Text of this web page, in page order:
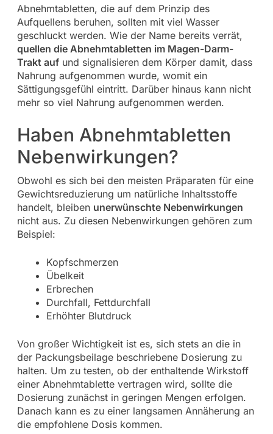
Abnehmtabletten, die auf dem Prinzip des
Aufquellens beruhen, sollten mit viel Wasser
geschluckt werden. Wie der Name bereits verrät,
quellen die Abnehmtabletten im Magen-Darm-
Trakt aufund signalisieren dem Körper damit, dass
Nahrung aufgenommen wurde, womit ein
Sättigungsgefühl eintritt. Darüber hinaus kann nicht
mehr so viel Nahrung aufgenommen werden.
Haben Abnehmtabletten
Nebenwirkungen?
Obwohl es sich bei den meisten Präparaten für eine
Gewichtsreduzierung um natürliche Inhaltsstoffe
handelt, bleiben unerwünschte Nebenwirkungen
nicht aus. Zu diesen Nebenwirkungen gehören zum
Beispiel:
Kopfschmerzen
Übelkeit
Erbrechen
Durchfall, Fettdurchfall
Erhöhter Blutdruck
Von großer Wichtigkeit ist es, sich stets an die in
der Packungsbeilage beschriebene Dosierung zu
halten. Um zu testen, ob der enthaltende Wirkstoff
einer Abnehmtablette vertragen wird, sollte die
Dosierung zunächst in geringen Mengen erfolgen.
Danach kann es zu einer langsamen Annäherung an
die empfohlene Dosis kommen.